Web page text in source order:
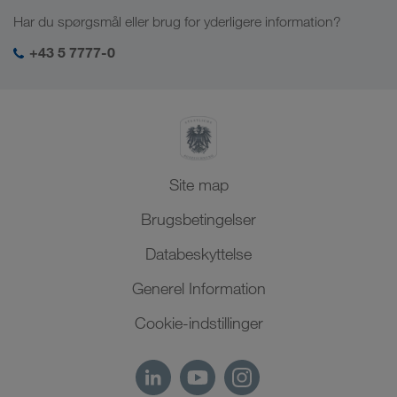
Brancheløsninger
Centralasien
Mellemøsten
Socialt ansvar
SHEQ-management
Har du spørgsmål eller brug for yderligere information?
+43 5 7777-0
Site map
Brugsbetingelser
Databeskyttelse
Generel Information
Cookie-indstillinger